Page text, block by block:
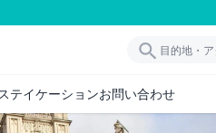
テイケーションお問い合わせ